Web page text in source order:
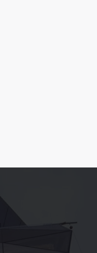
((öffnet ein neues Fenster))